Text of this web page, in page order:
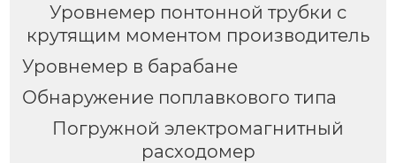
Уровнемер понтонной трубки с
крутящим моментом производитель
Уровнемер в барабане
Обнаружение поплавкового типа
Погружной электромагнитный
расходомер